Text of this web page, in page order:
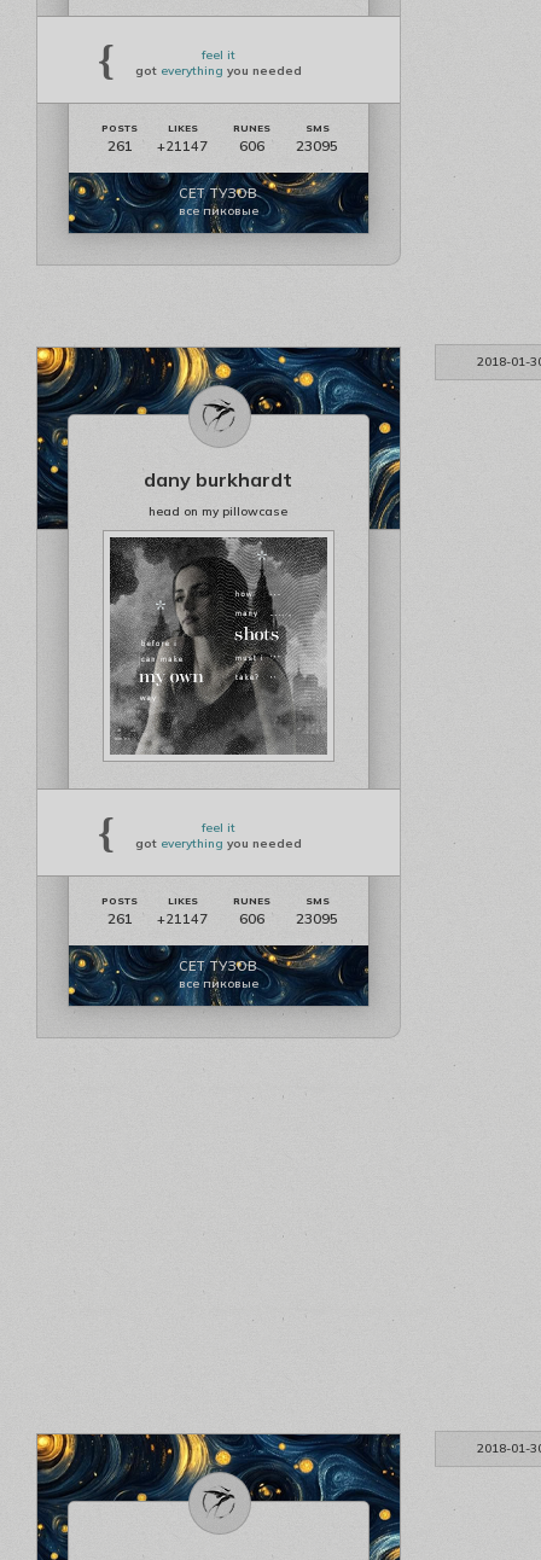
{
feel it
got everything you needed
261 +21147 606 23095
СЕТ ТУЗОВ
все пиковые
2018-01-
dany burkhardt
head on my pillowcase
{
feel it
got everything you needed
261 +21147 606 23095
СЕТ ТУЗОВ
все пиковые
2018-01-